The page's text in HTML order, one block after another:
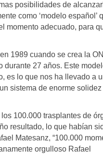
posibilidades de
como ‘modelo español’
momento adecuado, para
1989 cuando se crea la
durante 27 años. Este
es lo que nos ha llevado a
sistema de enorme
100.000 trasplantes de
resultado, lo que habían
Matesanz, “100.000
orgulloso Rafael